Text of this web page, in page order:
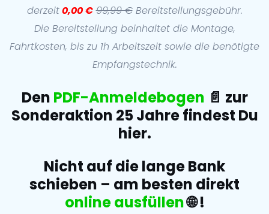
derzeit0,00 € 99,99 €Bereitstellungsgebühr.
Die Bereitstellung beinhaltet die Montage,
Fahrtkosten, bis zu 1h Arbeitszeit sowie die benötigte
Empfangstechnik.
Den PDF-Anmeldebogen 📄 zur
Sonderaktion 25 Jahre findest Du
hier.
Nicht auf die lange Bank
schieben – am besten direkt
online ausfüllen🌐!